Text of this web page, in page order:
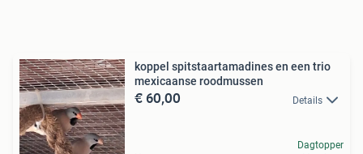
koppel spitstaartamadines en een trio
mexicaanse roodmussen
€ 60,00 Details
Dagtopper